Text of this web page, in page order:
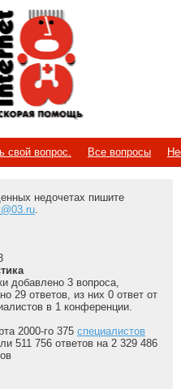
помощь
свой вопрос. Все вопросы
недочетах пишите
.
добавлено 3 вопроса,
29 ответов, из них 0 ответ от
в 1 конференции.
2000-го 375 специалистов
511 756 ответов на 2 329 486